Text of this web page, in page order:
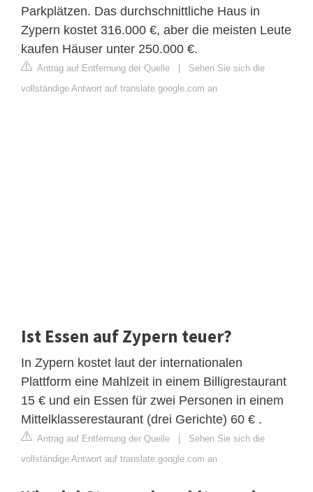
Parkplätzen. Das durchschnittliche Haus in
Zypern kostet 316.000 €, aber die meisten Leute
kaufen Häuser unter 250.000 €.
Antrag auf Entfernung der Quelle | Sehen Sie sich die
vollständige Antwort auf translate.google.com an
Ist Essen auf Zypern teuer?
In Zypern kostet laut der internationalen
Plattform eine Mahlzeit in einem Billigrestaurant
15 € und ein Essen für zwei Personen in einem
Mittelklasserestaurant (drei Gerichte) 60 € .
Antrag auf Entfernung der Quelle | Sehen Sie sich die
vollständige Antwort auf translate.google.com an